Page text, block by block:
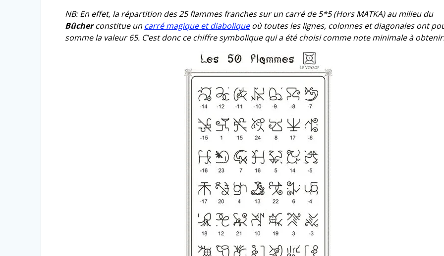
NB: En effet, la répartition des 25 flammes franches sur un carré de 5*5 (Hors MATKA) au milieu du
Bûcherconstitue un carré magique et diaboliqueoù toutes les lignes, colonnes et diagonales ont
somme la valeur 65. C’est donc ce chiffre symbolique qui a été choisi comme note minimale à